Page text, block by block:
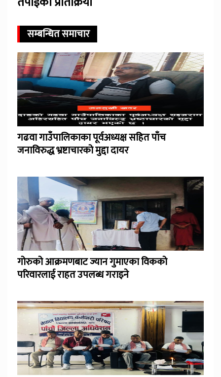
सम्बन्धित समाचार
गढवा गाउँपालिकाका पूर्वअध्यक्ष सहित पाँच
जनाविरुद्ध भ्रष्टाचारको मुद्दा दायर
गोरुको आक्रमणबाट ज्यान गुमाएका विकको
परिवारलाई राहत उपलब्ध गराइने